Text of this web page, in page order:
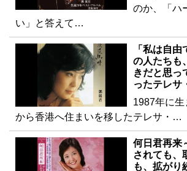
のか、「ハ
い」と答えて…
「私は自
の人たちも
きだと思っ
ったテレサ
1987年に
から香港へ住まいを移したテレサ・…
何日君再来
されても、
も、拡がり